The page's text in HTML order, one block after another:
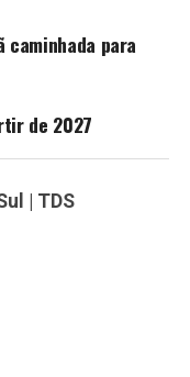
caminhada para
de 2027
| TDS